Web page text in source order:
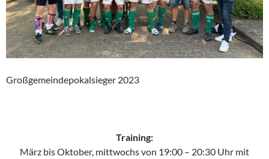
Großgemeindepokalsieger 2023
Training:
März bis Oktober, mittwochs von 19:00 – 20:30 Uhr mit